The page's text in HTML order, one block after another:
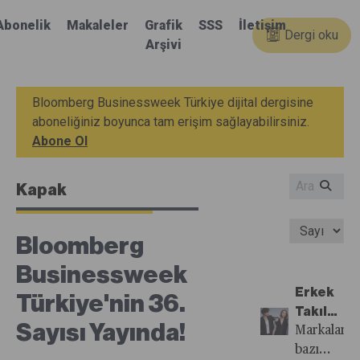
Makaleler
Grafik
Arşivi
SSS İletişim
Dergi oku
Bloomberg Businessweek Türkiye dijital dergisine
aboneliğiniz boyunca tam erişim sağlayabilirsiniz.
Abone Ol
Kapak
Bloomberg
Businessweek
Türkiye'nin 36.
Sayısı Yayında!
Erkek
Takıları
Hız
Markalar,
bazı